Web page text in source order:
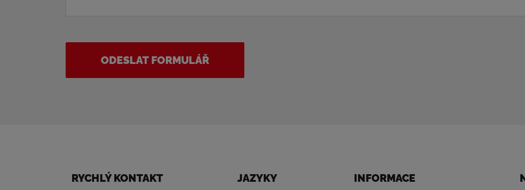
ODESLAT FORMULÁŘ
RYCHLÝ KONTAKT JAZYKY INFORMACE